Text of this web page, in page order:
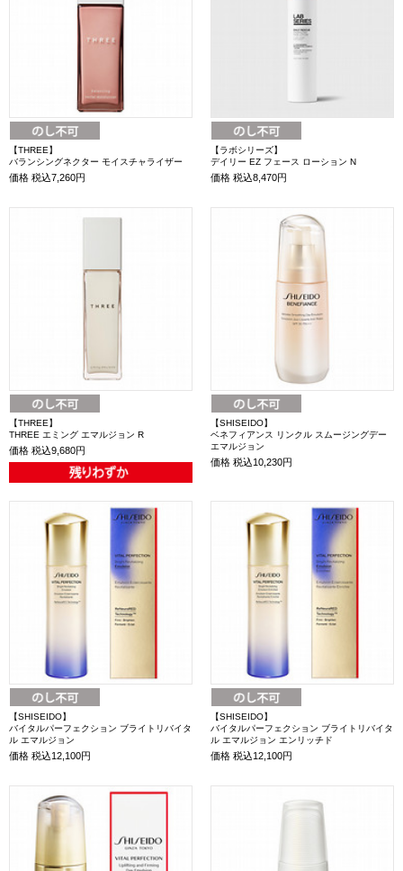
【THREE】
バランシングネクター モイスチャライザー
価格 税込7,260円
【ラボシリーズ】
デイリー EZ フェース ローション N
価格 税込8,470円
【THREE】
THREE エミング エマルジョン R
価格 税込9,680円
【SHISEIDO】
ベネフィアンス リンクル スムージングデー
エマルジョン
価格 税込10,230円
【SHISEIDO】
バイタルパーフェクション ブライトリバイタ
ル エマルジョン
価格 税込12,100円
【SHISEIDO】
バイタルパーフェクション ブライトリバイタ
ル エマルジョン エンリッチド
価格 税込12,100円